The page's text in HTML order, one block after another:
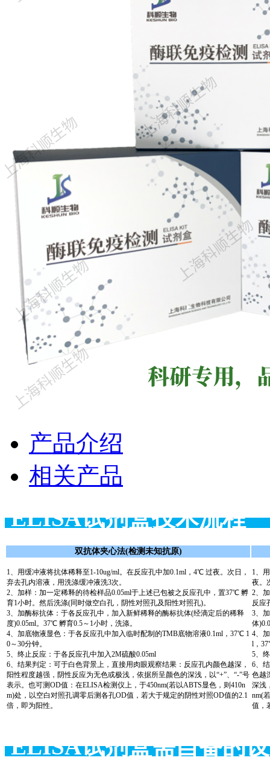
产品介绍
相关产品
ELISA试剂盒技
双抗体夹心法(检测未知抗原)
1、用缓冲液将抗体稀释至1-10ug/ml。在反应孔中加0.1ml，4℃ 过夜。次日，
弃去孔内溶液，用洗涤缓冲液洗3次。
2、加样：加一定稀释的待检样品0.05ml于上述已包被之反应孔中，置37℃ 孵
育1小时。然后洗涤(同时做空白孔，阴性对照孔及阳性对照孔)。
3、加酶标抗体：于各反应孔中，加入新鲜稀释的酶标抗体(经滴定后的稀释
度)0.05ml。37℃ 孵育0.5～1小时，洗涤。
4、加底物液显色：于各反应孔中加入临时配制的TMB底物溶液0.1ml，37℃ 1
0～30分钟。
5、终止反应：于各反应孔中加入2M硫酸0.05ml
6、结果判定：可于白色背景上，直接用肉眼观察结果：反应孔内颜色越深，
阳性程度越强，阴性反应为无色或极浅，依据所呈颜色的深浅，以“+”、“-”号
表示。也可测OD值：在ELISA检测仪上，于450nm(若以ABTS显色，则410n
m)处，以空白对照孔调零后测各孔OD值，若大于规定的阴性对照OD值的2.1
倍，即为阳性。
1、
夜。
2、
反应
3、
体
4、
l，
5、
6、
色越
深浅
nm(
值，
ELISA试剂盒需自备的